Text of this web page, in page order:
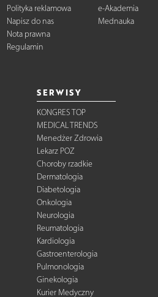
Polityka reklamowa
Napisz do nas
Nota prawna
Regulamin
e-Akademia
Mednauka
SERWISY
KONGRES TOP
MEDICAL TRENDS
Menedżer Zdrowia
Lekarz POZ
Choroby rzadkie
Dermatologia
Diabetologia
Onkologia
Neurologia
Reumatologia
Kardiologia
Gastroenterologia
Pulmonologia
Ginekologia
Kurier Medyczny